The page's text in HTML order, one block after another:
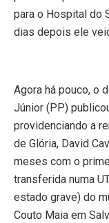
para o Hospital do
dias depois ele
Agora há pouco, o
Júnior (PP)
providenciando a
de Glória, David
meses com o
transferida numa
estado grave) do
Couto Maia em